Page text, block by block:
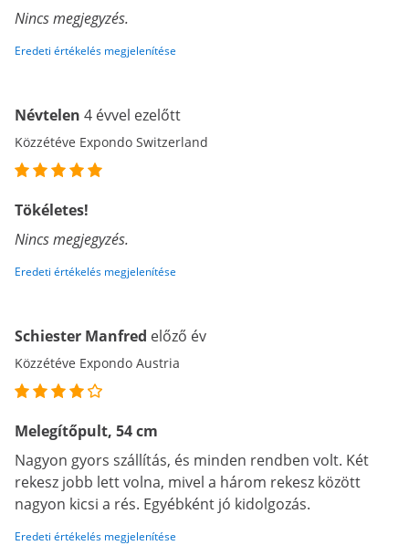
Nincs megjegyzés.
Eredeti értékelés megjelenítése
Névtelen 4 évvel ezelőtt
Közzétéve Expondo Switzerland
Tökéletes!
Nincs megjegyzés.
Eredeti értékelés megjelenítése
Schiester Manfred előző év
Közzétéve Expondo Austria
Melegítőpult, 54 cm
Nagyon gyors szállítás, és minden rendben volt. Két
rekesz jobb lett volna, mivel a három rekesz között
nagyon kicsi a rés. Egyébként jó kidolgozás.
Eredeti értékelés megjelenítése